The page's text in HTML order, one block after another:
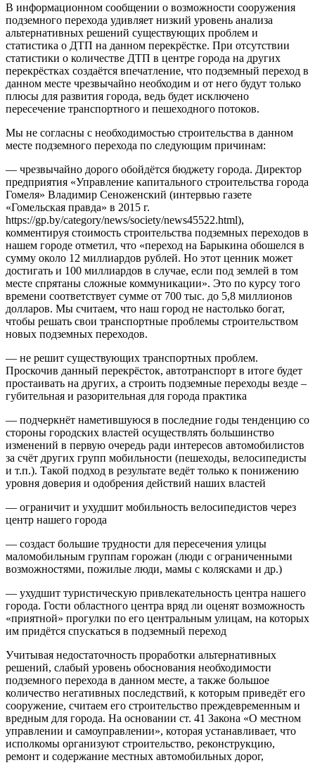
В информационном сообщении о возможности сооружения
подземного перехода удивляет низкий уровень анализа
альтернативных решений существующих проблем и
статистика о ДТП на данном перекрёстке. При отсутствии
статистики о количестве ДТП в центре города на других
перекрёстках создаётся впечатление, что подземный переход в
данном месте чрезвычайно необходим и от него будут только
плюсы для развития города, ведь будет исключено
пересечение транспортного и пешеходного потоков.
Мы не согласны с необходимостью строительства в данном
месте подземного перехода по следующим причинам:
— чрезвычайно дорого обойдётся бюджету города. Директор
предприятия «Управление капитального строительства города
Гомеля» Владимир Сеноженский (интервью газете
«Гомельская правда» в 2015 г.
https://gp.by/category/news/society/news45522.html),
комментируя стоимость строительства подземных переходов в
нашем городе отметил, что «переход на Барыкина обошелся в
сумму около 12 миллиардов рублей. Но этот ценник может
достигать и 100 миллиардов в случае, если под землей в том
месте спрятаны сложные коммуникации». Это по курсу того
времени соответствует сумме от 700 тыс. до 5,8 миллионов
долларов. Мы считаем, что наш город не настолько богат,
чтобы решать свои транспортные проблемы строительством
новых подземных переходов.
— не решит существующих транспортных проблем.
Проскочив данный перекрёсток, автотранспорт в итоге будет
простаивать на других, а строить подземные переходы везде –
губительная и разорительная для города практика
— подчеркнёт наметившуюся в последние годы тенденцию со
стороны городских властей осуществлять большинство
изменений в первую очередь ради интересов автомобилистов
за счёт других групп мобильности (пешеходы, велосипедисты
и т.п.). Такой подход в результате ведёт только к понижению
уровня доверия и одобрения действий наших властей
— ограничит и ухудшит мобильность велосипедистов через
центр нашего города
— создаст большие трудности для пересечения улицы
маломобильным группам горожан (люди с ограниченными
возможностями, пожилые люди, мамы с колясками и др.)
— ухудшит туристическую привлекательность центра нашего
города. Гости областного центра вряд ли оценят возможность
«приятной» прогулки по его центральным улицам, на которых
им придётся спускаться в подземный переход
Учитывая недостаточность проработки альтернативных
решений, слабый уровень обоснования необходимости
подземного перехода в данном месте, а также большое
количество негативных последствий, к которым приведёт его
сооружение, считаем его строительство преждевременным и
вредным для города. На основании ст. 41 Закона «О местном
управлении и самоуправлении», которая устанавливает, что
исполкомы организуют строительство, реконструкцию,
ремонт и содержание местных автомобильных дорог,